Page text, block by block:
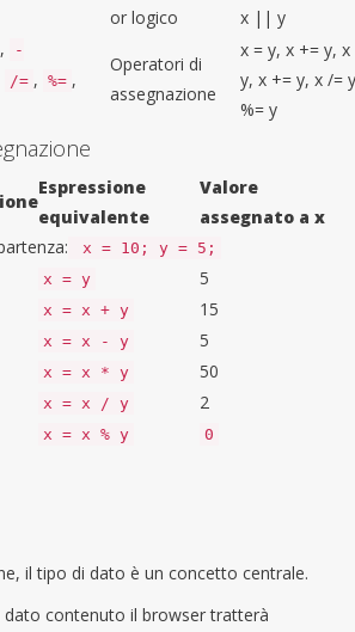
or logico x || y
,
-
/= , %= ,
Operatori di
assegnazione
x = y, x += y, x
y, x += y, x /=
%= y
Espressione
equivalente
Valore
assegnato a x
x = 10; y = 5;
x = y 5
x = x + y 15
x = x - y 5
x = x * y 50
x = x / y 2
x = x % y 0
il tipo di dato è un concetto centrale.
contenuto il browser tratterà